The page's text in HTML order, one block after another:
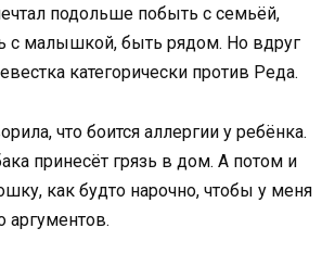
подольше побыть с семьёй,
с малышкой, быть рядом. Но вдруг
категорически против Реда.
что боится аллергии у ребёнка.
принесёт грязь в дом. А потом и
как будто нарочно, чтобы у меня